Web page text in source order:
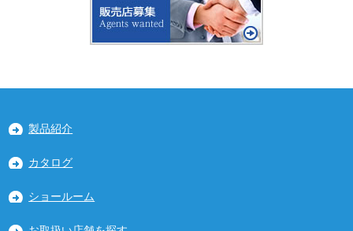
製品紹介
カタログ
ショールーム